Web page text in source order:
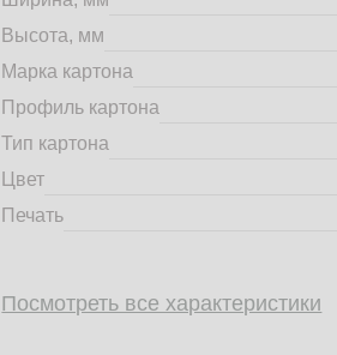
Высота, мм
Марка картона
Профиль картона
Тип картона
Цвет
Печать
Посмотреть все характеристики